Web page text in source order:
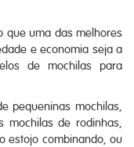
que uma das melhores
e economia seja a
de mochilas para
pequeninas mochilas,
mochilas de rodinhas,
estojo combinando, ou